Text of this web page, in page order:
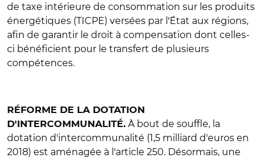
de taxe intérieure de consommation sur les produits
énergétiques (TICPE) versées par l'État aux régions,
afin de garantir le droit à compensation dont celles-
ci bénéficient pour le transfert de plusieurs
compétences.
RÉFORME DE LA DOTATION
D'INTERCOMMUNALITÉ. À bout de souffle, la
dotation d'intercommunalité (1,5 milliard d'euros en
2018) est aménagée à l'article 250. Désormais, une